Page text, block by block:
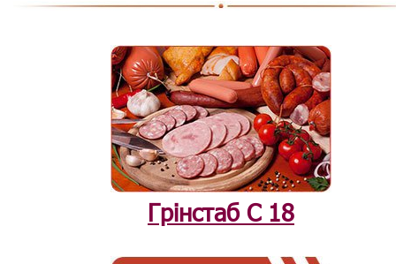
Грінстаб С 18